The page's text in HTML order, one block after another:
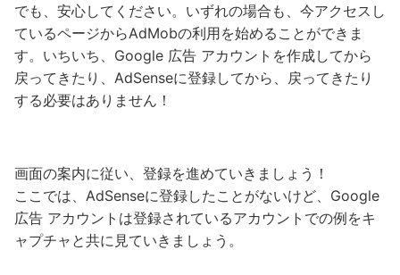
でも、安心してください。いずれの場合も、今アクセスし
ているページからAdMobの利用を始めることができま
す。いちいち、Google 広告 アカウントを作成してから
戻ってきたり、AdSenseに登録してから、戻ってきたり
する必要はありません！
画面の案内に従い、登録を進めていきましょう！
ここでは、AdSenseに登録したことがないけど、Google
広告 アカウントは登録されているアカウントでの例をキ
ャプチャと共に見ていきましょう。